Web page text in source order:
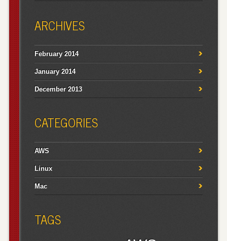
ARCHIVES
February 2014
January 2014
December 2013
CATEGORIES
AWS
Linux
Mac
TAGS